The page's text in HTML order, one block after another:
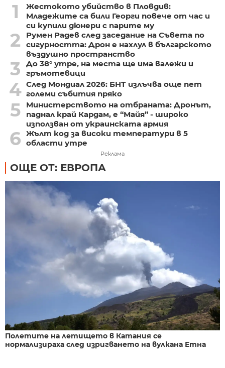
1
Жестокото убийство в Пловдив:
Младежите са били Георги повече от час и
си купили дюнери с парите му
2
Румен Радев след заседание на Съвета по
сигурността: Дрон е нахлул в българското
въздушно пространство
3
До 38° утре, на места ще има валежи и
гръмотевици
4 След Мондиал 2026: БНТ излъчва още пет
големи събития пряко
5
Министерството на отбраната: Дронът,
паднал край Кардам, е “Майя” - широко
използван от украинската армия
6 Жълт код за високи температури в 5
области утре
Реклама
ОЩЕ ОТ: ЕВРОПА
Полетите на летището в Катания се
нормализираха след изригването на вулкана Етна